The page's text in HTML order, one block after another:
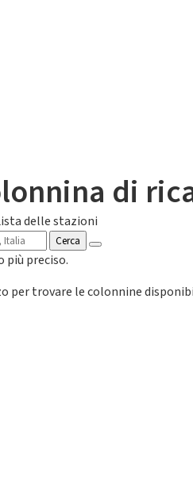
di
delle stazioni
Cerca
più preciso.
per trovare le colonnine